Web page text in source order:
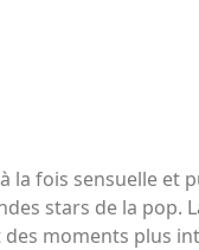
la fois sensuelle et
stars de la pop.
des moments plus